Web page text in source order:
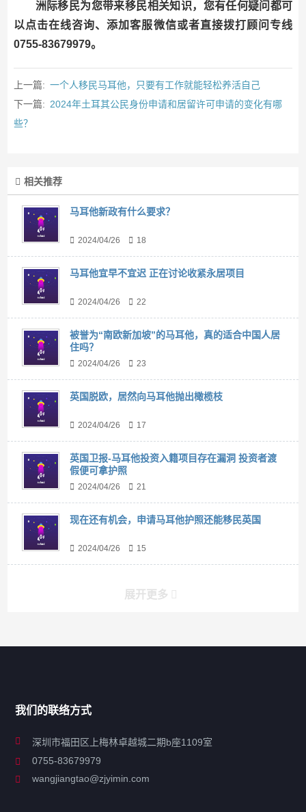
洲际移民为您带来移民相关知识，您有任何疑问都可
以点击在线咨询、添加客服微信或者直接拨打顾问专线
0755-83679979。
上一篇: 一个人移民马耳他，只要有工作就能轻松养活自己
下一篇: 2024年土耳其公民身份申请和居留许可申请的变化有哪
些？
相关推荐
马耳他新政有什么要求？
2024/04/26 18
马耳他宜早不宜迟 正在讨论收紧永居项目
2024/04/26 22
被誉为“南欧新加坡”的马耳他，真的适合中国人居
住吗？
2024/04/26 23
英国脱欧，居然向马耳他抛出橄榄枝
2024/04/26 17
英国卫报-马耳他投资入籍项目存在漏洞 投资者渡
假便可拿护照
2024/04/26 21
现在还有机会，申请马耳他护照还能移民英国
2024/04/26 15
展开更多
联系凯发ag旗舰厅
我们的联络方式
深圳市福田区上梅林卓越城二期b座1109室
0755-83679979
wangjiangtao@zjyimin.com